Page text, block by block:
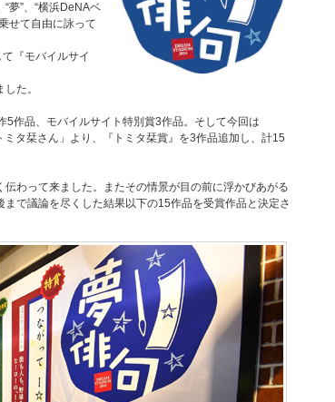
夢”、“横浜DeNAベ
せて自由に詠って
『モバイルサイ
た。
作品、モバイルサイト特別賞3作品。そして今回は
タ栞さん」より、『トミタ栞賞』を3作品追加し、計15
わって来ました。またその情景が目の前に浮かびあがる
で議論を尽くした結果以下の15作品を受賞作品と決定さ